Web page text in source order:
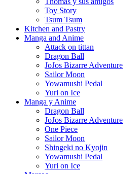
Toy Story
Tsum Tsum
Kitchen and Pastry
Manga and Anime
Attack on tittan
Dragon Ball
JoJos Bizarre Adventure
Sailor Moon
Yowamushi Pedal
Yuri on Ice
Manga y Anime
Dragon Ball
JoJos Bizarre Adventure
One Piece
Sailor Moon
Shingeki no Kyojin
Yowamushi Pedal
Yuri on Ice